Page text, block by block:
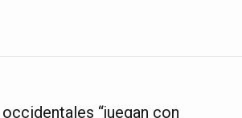
“juegan con